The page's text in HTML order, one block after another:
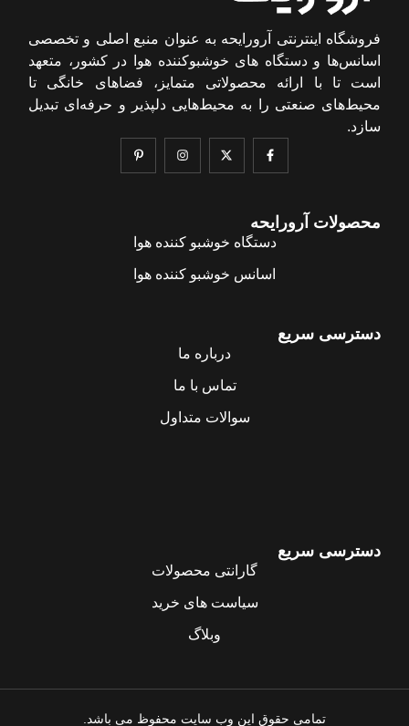
فروشگاه اینترنتی آرورایحه به عنوان منبع اصلی و تخصصی
اسانس‌ها و دستگاه های خوشبوکننده هوا در کشور، متعهد
است تا با ارائه محصولاتی متمایز، فضاهای خانگی تا
محیط‌های صنعتی را به محیط‌هایی دلپذیر و حرفه‌ای تبدیل
سازد.
محصولات آرورایحه
دستگاه خوشبو کننده هوا
اسانس خوشبو کننده هوا
دسترسی سریع
درباره ما
تماس با ما
سوالات متداول
دسترسی سریع
گارانتی محصولات
سیاست های خرید
وبلاگ
تمامی حقوق این وب سایت محفوظ می باشد.